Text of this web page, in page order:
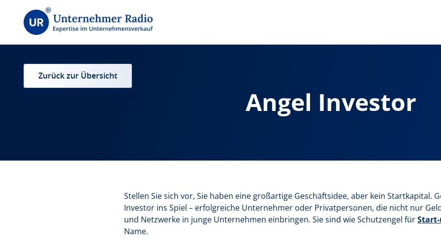
Zurück zur Übersicht
Angel Investor
Stellen Sie sich vor, Sie haben eine großartige Geschäftsidee, aber kein Startkapital.
Investor ins Spiel – erfolgreiche Unternehmer oder Privatpersonen, die nicht nur
und Netzwerke in junge Unternehmen einbringen. Sie sind wie Schutzengel für
Name.